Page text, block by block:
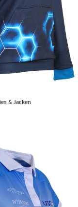
& Jacken